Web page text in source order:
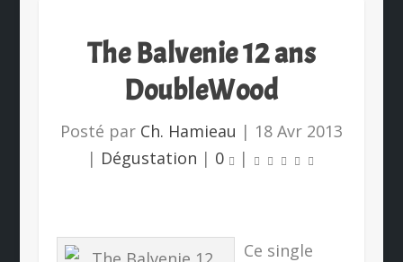
The Balvenie 12 ans
DoubleWood
Posté par Ch. Hamieau | 18 Avr 2013
| Dégustation | 0 |
Ce single